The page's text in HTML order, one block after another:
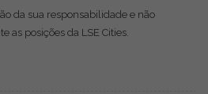
da sua responsabilidade e não
as posições da LSE Cities.